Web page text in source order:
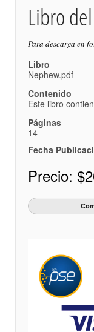
Libro
Para descarga en
Libro
Nephew.pdf
Contenido
Este libro
Páginas
14
Fecha
Precio: